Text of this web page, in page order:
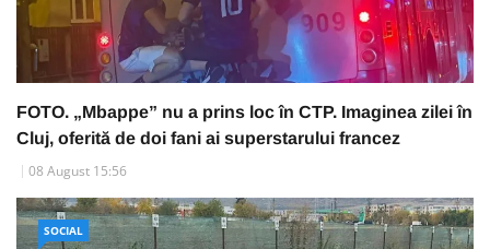
FOTO. „Mbappe” nu a prins loc în CTP. Imaginea zilei în
Cluj, oferită de doi fani ai superstarului francez
08 August 15:56
SOCIAL